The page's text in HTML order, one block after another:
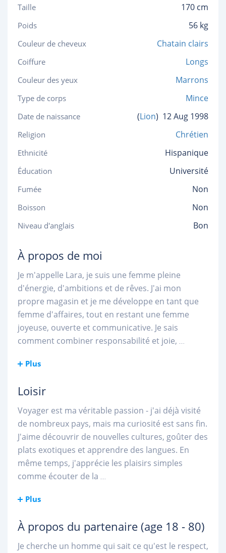
Taille 170 cm
Poids 56 kg
Couleur de cheveux Chatain clairs
Coiffure Longs
Couleur des yeux Marrons
Type de corps Mince
Date de naissance (Lion) 12 Aug 1998
Religion Chrétien
Ethnicité Hispanique
Éducation Université
Fumée Non
Boisson Non
Niveau d'anglais Bon
À propos de moi
Je m'appelle Lara, je suis une femme pleine
d'énergie, d'ambitions et de rêves. J'ai mon
propre magasin et je me développe en tant que
femme d'affaires, tout en restant une femme
joyeuse, ouverte et communicative. Je sais
comment combiner responsabilité et joie, ...
Plus
Loisir
Voyager est ma véritable passion - j'ai déjà visité
de nombreux pays, mais ma curiosité est sans fin.
J'aime découvrir de nouvelles cultures, goûter des
plats exotiques et apprendre des langues. En
même temps, j'apprécie les plaisirs simples
comme écouter de la ...
Plus
À propos du partenaire (age 18 - 80)
Je cherche un homme qui sait ce qu'est le respect,